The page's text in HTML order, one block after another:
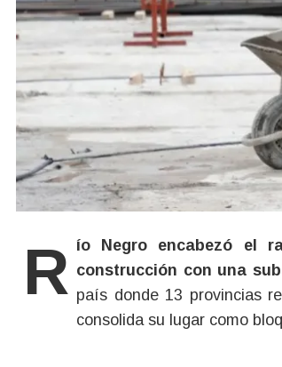
Río Negro encabezó el ranking nacional de crecimiento del empleo registrado en la construcción con una
país donde 13 provincias
consolida su lugar como